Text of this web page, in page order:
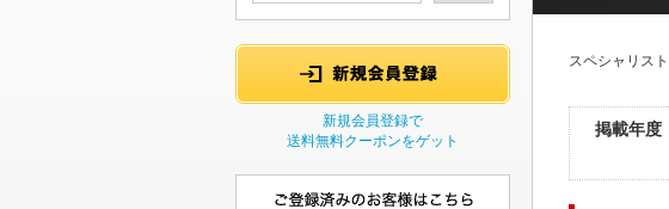
新規会員登録で
送料無料クーポンをゲット
スペシャリス
掲載年度